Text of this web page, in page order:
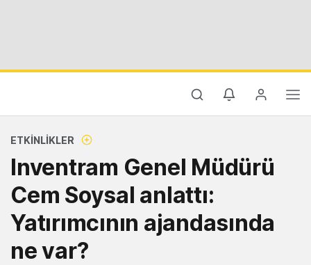
ETKINLIKLER
Inventram Genel Müdürü
Cem Soysal anlattı:
Yatırımcının ajandasında
ne var?